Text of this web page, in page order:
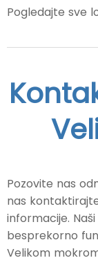
Pogledajte sve
Pozovite nas
nas
informacije.
besprekorno
Velikom